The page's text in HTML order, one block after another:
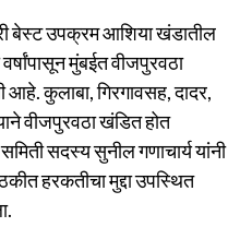
बेस्ट उपक्रम आशिया खंडातील
मुंबईत वीजपुरवठा
आहे. कुलाबा, गिरगावसह, दादर,
वीजपुरवठा खंडित होत
सदस्य सुनील गणाचार्य यांनी
हरकतीचा मुद्दा उपस्थित